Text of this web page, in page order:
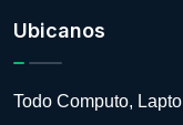
Ubicanos
Todo Computo,